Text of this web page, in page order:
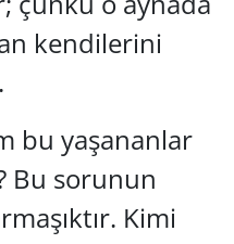
kendilerini
bu yaşananlar
Bu sorunun
Kimi